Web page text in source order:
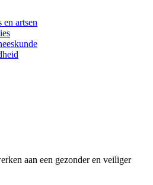
en artsen
aan een gezonder en veiliger